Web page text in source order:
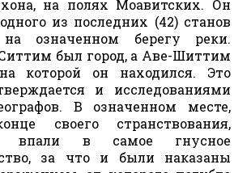
на полях Моавитских. Он
из последних (42) станов
на означенном берегу реки.
был город, а Аве-Шиттим
которой он находился. Это
и исследованиями
В означенном месте,
своего странствования,
впали в самое гнусное
за что и были наказаны